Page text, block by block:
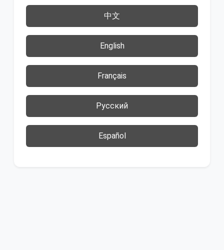
中文
English
Français
Русский
Español